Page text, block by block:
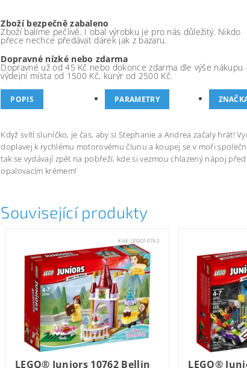
Zboží bezpečně zabaleno
Zboží balíme pečlivě. I obal výrobku je pro nás důležitý. Nikdo
přece nechce předávat dárek jak z bazaru.
Dopravné nízké nebo zdarma
Dopravné už od 45 Kč nebo dokonce zdarma dle výše nákupu
výdejní místa od 1500 Kč, kurýr od 2500 Kč.
POPIS PARAMETRY
Když svítí sluníčko, je čas, aby si Stephanie a Andrea začaly hrát!
doplavej k rychlému motorovému člunu a koupej se v moři
tak se vydávají zpět na pobřeží, kde si vezmou chlazený nápoj
opalovacím krémem!
Související produkty
Kód:LEGO10762
LEGO® Juniors 10762 Bellin
LEGO®